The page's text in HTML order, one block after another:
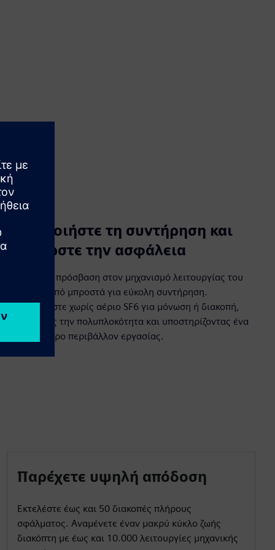
Απλοποιήστε τη συντήρηση και
βελτιώστε την ασφάλεια
Αποκτήστε πρόσβαση στον μηχανισμό λειτουργίας του
διακόπτη από μπροστά για εύκολη συντήρηση.
Λειτουργήστε χωρίς αέριο SF6 για μόνωση ή διακοπή,
μειώνοντας την πολυπλοκότητα και υποστηρίζοντας ένα
ασφαλέστερο περιβάλλον εργασίας.
Παρέχετε υψηλή απόδοση
Εκτελέστε έως και 50 διακοπές πλήρους
σφάλματος. Αναμένετε έναν μακρύ κύκλο ζωής
διακόπτη με έως και 10.000 λειτουργίες μηχανικής